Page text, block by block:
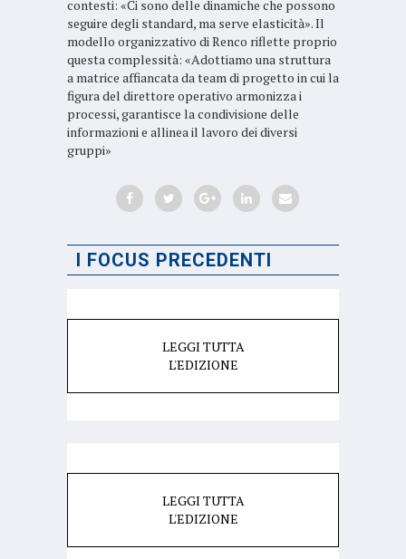
contesti: «Ci sono delle dinamiche che possono
seguire degli standard, ma serve elasticità». Il
modello organizzativo di Renco riflette proprio
questa complessità: «Adottiamo una struttura
a matrice affiancata da team di progetto in cui la
figura del direttore operativo armonizza i
processi, garantisce la condivisione delle
informazioni e allinea il lavoro dei diversi
gruppi»
I FOCUS PRECEDENTI
LEGGI TUTTA
L'EDIZIONE
LEGGI TUTTA
L'EDIZIONE